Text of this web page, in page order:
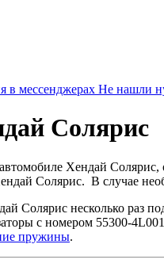
в мессенджерах Не нашли
Солярис
Хендай
Солярис. В случае
Солярис несколько раз
с номером 55300-
пружины.